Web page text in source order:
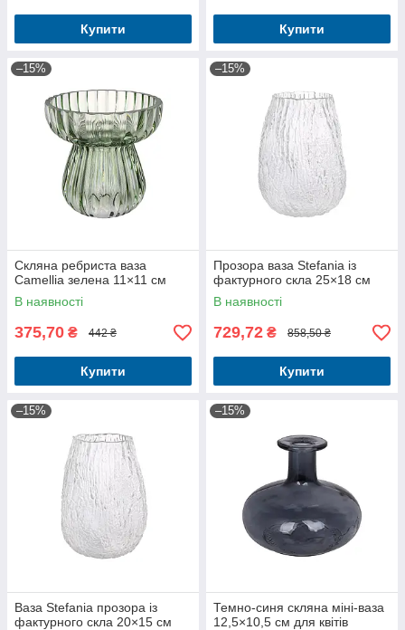
Купити Купити
–15%
Скляна ребриста ваза
Camellia зелена 11×11 см
В наявності
375,70 ₴ 442 ₴
Купити
–15%
Прозора ваза Stefania із
фактурного скла 25×18 см
В наявності
729,72 ₴ 858,50 ₴
Купити
–15%
Ваза Stefania прозора із
фактурного скла 20×15 см
–15%
Темно-синя скляна міні-ваза
12,5×10,5 см для квітів